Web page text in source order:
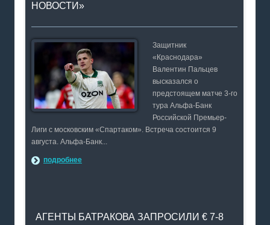
НОВОСТИ»
Защитник
«Краснодара»
Валентин Пальцев
высказался о
предстоящем матче 3-го
тура Альфа-Банк
Российской Премьер-
Лиги с московским «Спартаком». Встреча состоится 9
августа. Альфа-Банк...
подробнее
АГЕНТЫ БАТРАКОВА ЗАПРОСИЛИ € 7-8